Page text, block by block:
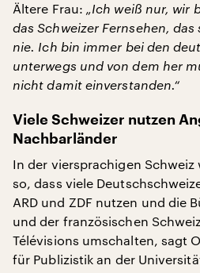
Ältere Frau: „Ich weiß nur, wir
das Schweizer Fernsehen,
nie. Ich bin immer bei den
unterwegs und von dem her
nicht damit einverstanden.“
Viele Schweizer nutzen
Nachbarländer
In der viersprachigen
so, dass viele
ARD und ZDF nutzen und die
und der französischen
Télévisions umschalten, sagt
für Publizistik an der